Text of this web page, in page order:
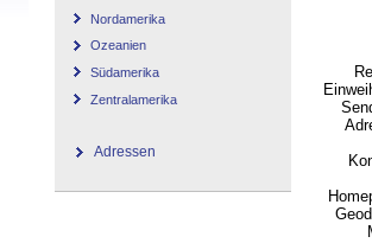
Nordamerika
Ozeanien
Südamerika
Zentralamerika
Adressen